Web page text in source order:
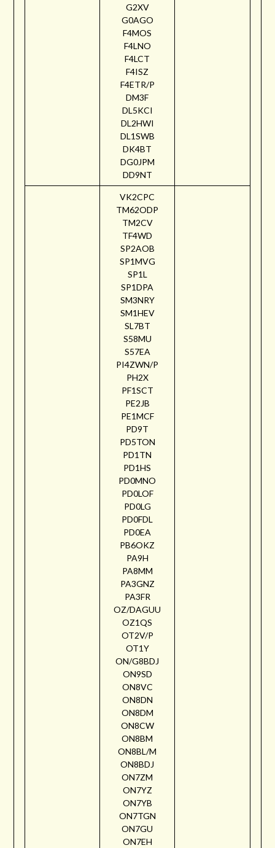
G2XV
G0AGO
F4MOS
F4LNO
F4LCT
F4ISZ
F4ETR/P
DM3F
DL5KCI
DL2HWI
DL1SWB
DK4BT
DG0JPM
DD9NT
VK2CPC
TM62ODP
TM2CV
TF4WD
SP2AOB
SP1MVG
SP1L
SP1DPA
SM3NRY
SM1HEV
SL7BT
S58MU
S57EA
PI4ZWN/P
PH2X
PF1SCT
PE2JB
PE1MCF
PD9T
PD5TON
PD1TN
PD1HS
PD0MNO
PD0LOF
PD0LG
PD0FDL
PD0EA
PB6OKZ
PA9H
PA8MM
PA3GNZ
PA3FR
OZ/DAGUU
OZ1QS
OT2V/P
OT1Y
ON/G8BDJ
ON9SD
ON8VC
ON8DN
ON8DM
ON8CW
ON8BM
ON8BL/M
ON8BDJ
ON7ZM
ON7YZ
ON7YB
ON7TGN
ON7GU
ON7EH